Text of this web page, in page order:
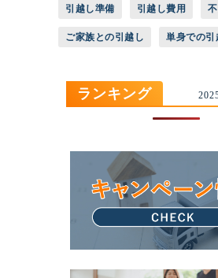
引越し準備 引越し費用
ご家族との引越し 単身での引
ランキング